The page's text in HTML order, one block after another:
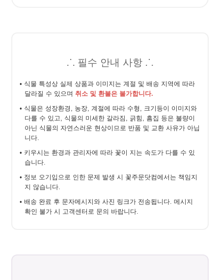
⸫ 필수 안내 사항 ⸫
• 식물 특성상 실제 상품과 이미지는 계절 및 배송 지역에 따라
달라질 수 있으며 취소 및 환불은 불가합니다.
• 식물은 성장환경, 농장, 계절에 따라 수형, 크기등이 이미지와
다를 수 있고, 식물의 미세한 갈라짐, 긁힘, 흠집 등은 불량이
아닌 식물의 자연스러운 현상이므로 반품 및 교환 사유가 아닙
니다.
• 키우시는 환경과 관리자에 따라 꽃이 지는 속도가 다를 수 있
습니다.
• 정보 오기입으로 인한 문제 발생 시 꽃주문닷컴에서는 책임지
지 않습니다.
• 배송 완료 후 문자메시지와 사진 링크가 전송됩니다. 메시지
확인 불가 시 고객센터로 문의 바랍니다.